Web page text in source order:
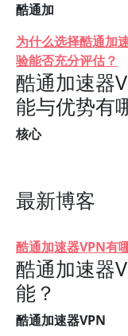
酷通加
为什么选择酷通加
验能否充分评估？
酷通加速器
能与优势有
核心
最新博客
酷通加速器VPN有
酷通加速器
能？
酷通加速器VPN